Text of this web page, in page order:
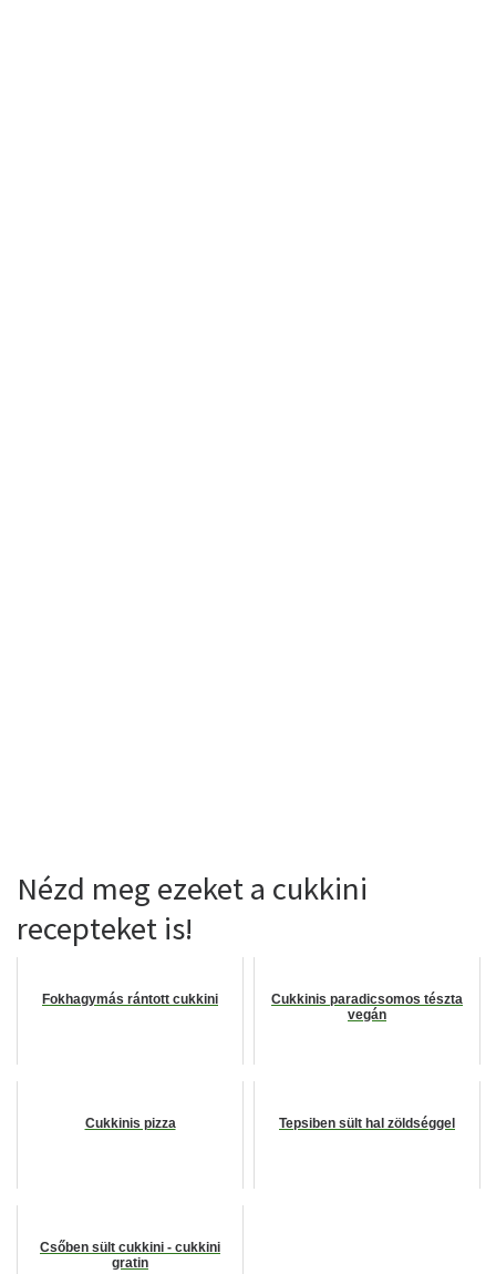
Nézd meg ezeket a cukkini
recepteket is!
Fokhagymás rántott cukkini
Cukkinis paradicsomos tészta
vegán
Cukkinis pizza Tepsiben sült hal zöldséggel
Csőben sült cukkini - cukkini
gratin